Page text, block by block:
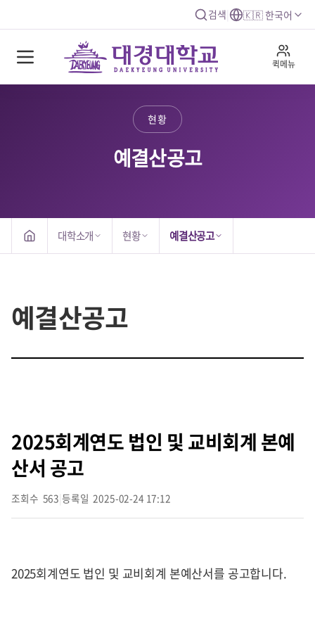
검색 🇰🇷 한국어
퀵메뉴
현황
예결산공고
대학소개 현황 예결산공고
예결산공고
2025회계연도 법인 및 교비회계 본예
산서 공고
조회수 563 등록일 2025-02-24 17:12
2025회계연도 법인 및 교비회계 본예산서를 공고합니다.